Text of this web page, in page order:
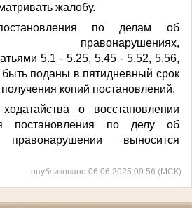
жалобу.
по делам об
правонарушениях,
5.1 - 5.25, 5.45 - 5.52, 5.56,
поданы в пятидневный срок
копий постановлений.
о восстановлении
постановления по делу об
правонарушении выносится
опубликовано 06.06.2025 09:56 (МСК)